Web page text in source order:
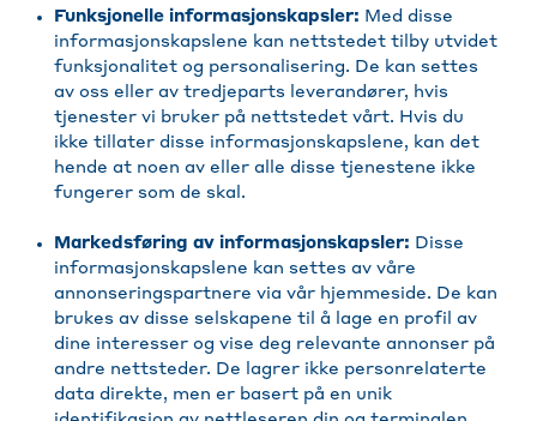
Funksjonelle informasjonskapsler: Med disse
informasjonskapslene kan nettstedet tilby utvidet
funksjonalitet og personalisering. De kan settes
av oss eller av tredjeparts leverandører, hvis
tjenester vi bruker på nettstedet vårt. Hvis du
ikke tillater disse informasjonskapslene, kan det
hende at noen av eller alle disse tjenestene ikke
fungerer som de skal.
Markedsføring av informasjonskapsler: Disse
informasjonskapslene kan settes av våre
annonseringspartnere via vår hjemmeside. De kan
brukes av disse selskapene til å lage en profil av
dine interesser og vise deg relevante annonser på
andre nettsteder. De lagrer ikke personrelaterte
data direkte, men er basert på en unik